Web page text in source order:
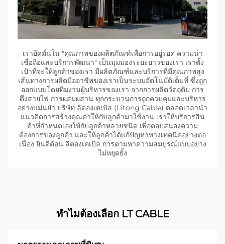
เรายึดมั่นใน "คุณภาพของผลิตภัณฑ์เพื่อการอยู่รอด ความน่า
เชื่อถือและบริการพัฒนา" เป็นมุมมองระยะยาวของเรา เราตั้ง
เป้าที่จะให้ลูกค้าของเรา มีผลิตภัณฑ์และบริการที่มีคุณภาพสูง
เส้นทางการผลิตมืออาชีพของเราเป็นระบบอัตโนมัติเต็มที่ ซึ่งถูก
ออกแบบโดยทีมงานผู้บริหารของเรา จากการผลิตวัตถุดิบ การ
ดึงสายไฟ การผสมผสาน ทุกกระบวนการถูกควบคุมและบริหาร
อย่างแม่นยํา บริษัท ลิตองเคเบิล (Litong Cable) ตลอดเวลานํา
แนวคิดการสร้างคุณค่าให้กับลูกค้ามาใช้งาน เราให้บริการสิน
ค้าที่กําหนดเองให้กับลูกค้าหลายชนิด เพื่อตอบสนองความ
ต้องการของลูกค้า และให้ลูกค้าได้แก้ปัญหาทางเทคนิคอย่างต่อ
เนื่อง ยินดีต้อน ลิตองเคเบิล การตามหาความสมบูรณ์แบบอย่าง
ไม่หยุดยั้ง
ทําไมต้องเลือก LT CABLE